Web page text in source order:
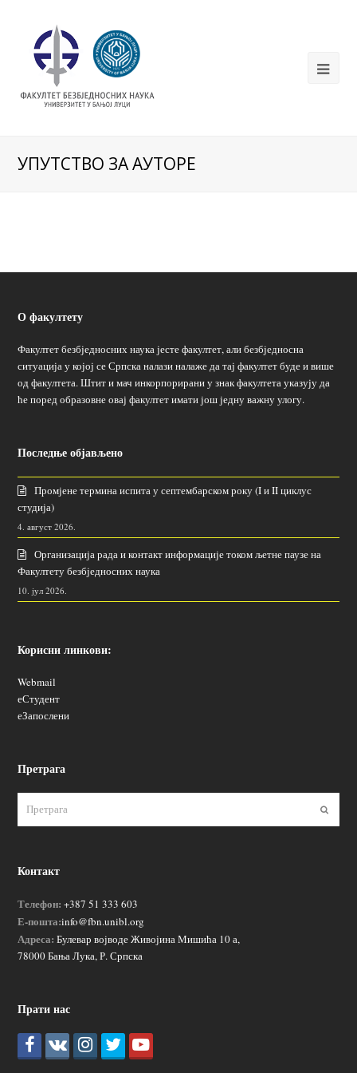
УПУТСТВО ЗА АУТОРЕ
О факултету
Факултет безбједносних наука јесте факултет, али безбједносна
ситуација у којој се Српска налази налаже да тај факултет буде и више
од факултета. Штит и мач инкорпорирани у знак факултета указују да
ће поред образовне овај факултет имати још једну важну улогу.
Последње објављено
Промјене термина испита у септембарском року (I и II циклус
студија)
4. август 2026.
Организација рада и контакт информације током љетне паузе на
Факултету безбједносних наука
10. јул 2026.
Корисни линкови:
Webmail
еСтудент
еЗапослени
Претрага
Контакт
Телефон: +387 51 333 603
Е-пошта:info@fbn.unibl.org
Адреса: Булевар војводе Живојина Мишића 10 а,
78000 Бања Лука, Р. Српска
Прати нас